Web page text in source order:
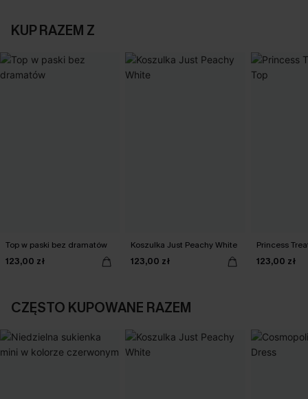
KUP RAZEM Z
Top w paski bez dramatów
123,00 zł
Koszulka Just Peachy White
123,00 zł
Princess
123,00 zł
CZĘSTO KUPOWANE RAZEM